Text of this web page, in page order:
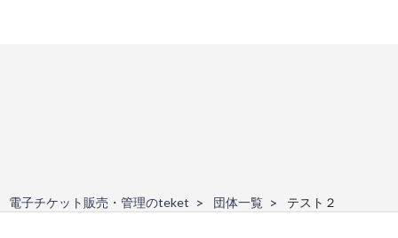
電子チケット販売・管理のteket 団体一覧 テスト２